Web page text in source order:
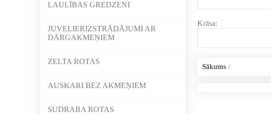
LAULĪBAS GREDZENI
JUVELIERIZSTRĀDĀJUMI AR
DĀRGAKMEŅIEM
ZELTA ROTAS
AUSKARI BEZ AKMEŅIEM
SUDRABA ROTAS
Krāsa:
Sākums/